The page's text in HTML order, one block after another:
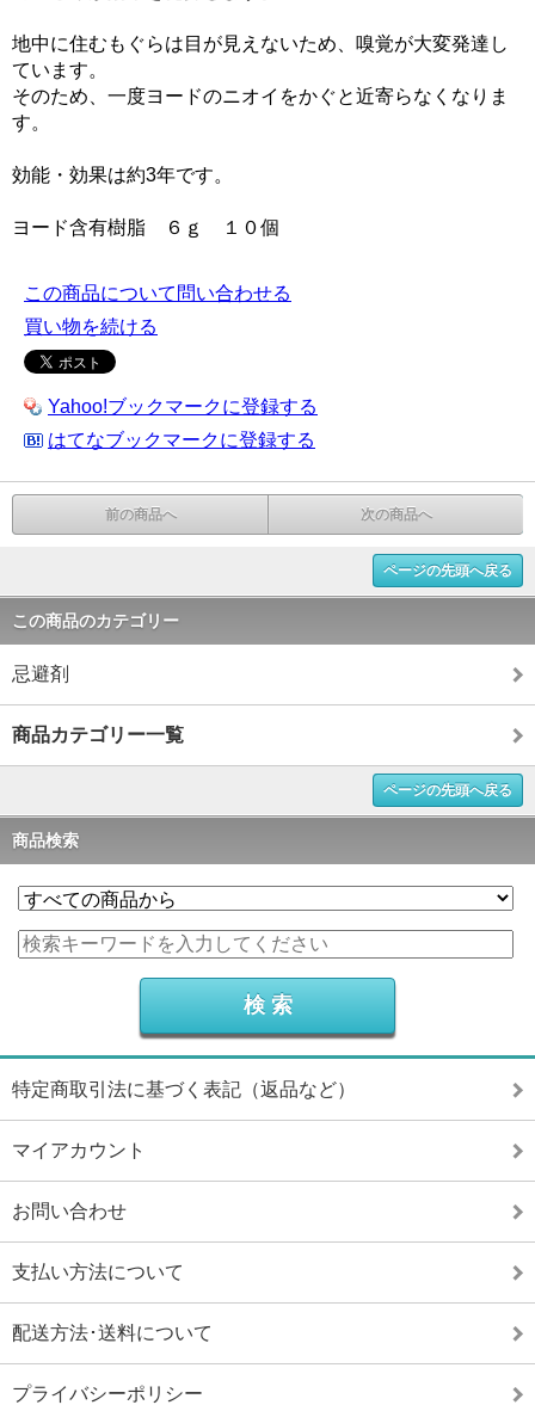
地中に住むもぐらは目が見えないため、嗅覚が大変発達し
ています。
そのため、一度ヨードのニオイをかぐと近寄らなくなりま
す。
効能・効果は約3年です。
ヨード含有樹脂 ６ｇ １０個
この商品について問い合わせる
買い物を続ける
Yahoo!ブックマークに登録する
はてなブックマークに登録する
前の商品へ 次の商品へ
ページの先頭へ戻る
この商品のカテゴリー
忌避剤
商品カテゴリー一覧
ページの先頭へ戻る
商品検索
特定商取引法に基づく表記（返品など）
マイアカウント
お問い合わせ
支払い方法について
配送方法･送料について
プライバシーポリシー